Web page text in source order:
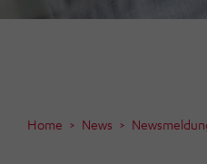
Home News